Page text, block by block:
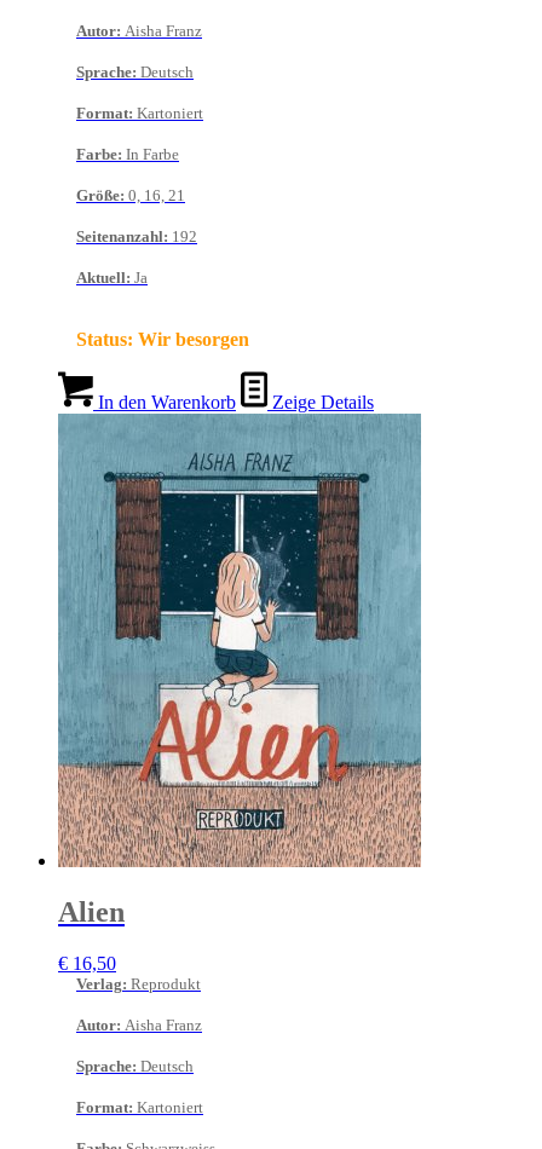
Autor: Aisha Franz
Sprache: Deutsch
Format: Kartoniert
Farbe: In Farbe
Größe: 0, 16, 21
Seitenanzahl: 192
Aktuell: Ja
Status: Wir besorgen
In den Warenkorb Zeige Details
Alien
€ 16,50
Verlag: Reprodukt
Autor: Aisha Franz
Sprache: Deutsch
Format: Kartoniert